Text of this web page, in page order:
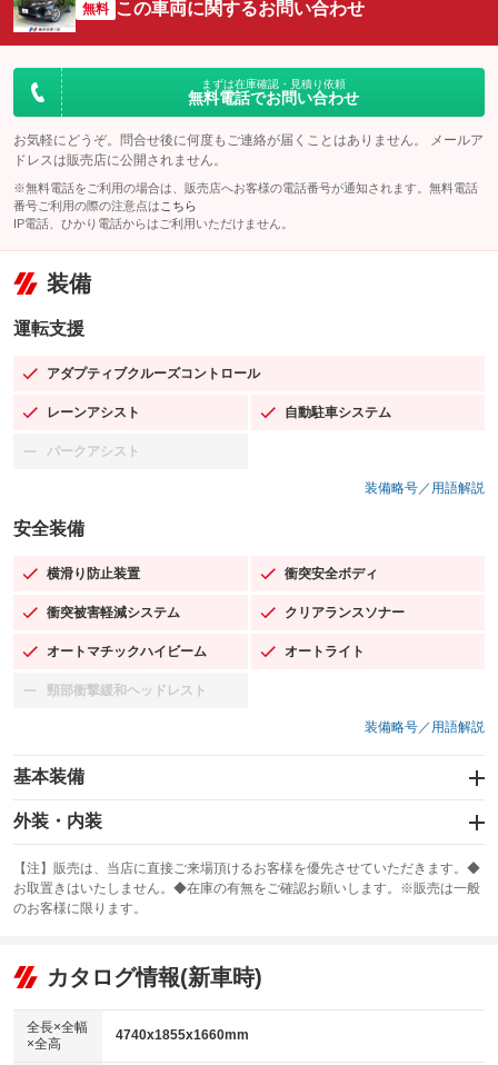
無料 この車両に関するお問い合わせ
まずは在庫確認・見積り依頼
無料電話でお問い合わせ
お気軽にどうぞ。問合せ後に何度もご連絡が届くことはありません。 メールア
ドレスは販売店に公開されません。
※無料電話をご利用の場合は、販売店へお客様の電話番号が通知されます。無料電話
番号ご利用の際の注意点は こちら
IP電話、ひかり電話からはご利用いただけません。
装備
運転支援
アダプティブクルーズコントロール
：装備あり
レーンアシスト
：装備あり 自動駐車システム
：装備あり
パークアシスト
：装備なし
装備略号／用語解説
安全装備
横滑り防止装置
：装備あり 衝突安全ボディ
：装備あり
衝突被害軽減システム
：装備あり クリアランスソナー
：装備あり
オートマチックハイビーム
：装備あり オートライト
：装備あり
頸部衝撃緩和ヘッドレスト
：装備なし
装備略号／用語解説
基本装備
エアバッグ：運転席/助手席/サイド
：装備あり
：装備なし
サンルーフ
：装備なし ABS
リフトアップ
：装備なし
：装備なし
パワーウィンドウ
外装・内装
カーナビ：メモリーナビ他
：装備あり
TV：フルセグ
：装備あり
ビジュアル
：装備なし
：装備あり
革シート
【注】販売は、当店に直接ご来場頂けるお客様を優先させていただきます。◆
お取置きはいたしません。◆在庫の有無をご確認お願いします。※販売は一般
のお客様に限ります。
カタログ情報(新車時)
全長×全幅
×全高
4740x1855x1660mm